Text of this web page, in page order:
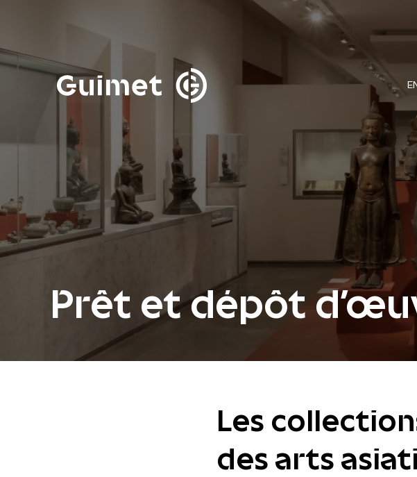
Fermer la modale de recherche
Prêt et dépôt
Les
des arts